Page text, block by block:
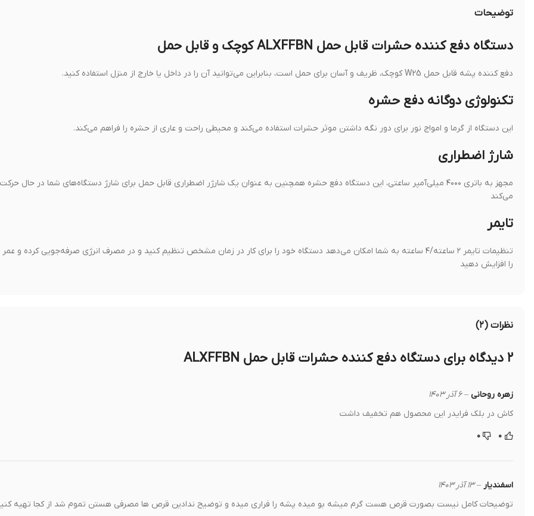
توضیحات
دستگاه دفع کننده حشرات قابل حمل ALXFFBN کوچک و قابل حمل
دفع کننده پشه قابل حمل W25 کوچک، ظریف و آسان برای حمل است، بنابراین می‌توانید آن را در داخل یا خارج از منزل استفاده کنید.
تکنولوژی دوگانه دفع حشره
این دستگاه از گرما و امواج نور برای دور نگه داشتن موثر حشرات استفاده می‌کند و محیطی راحت و عاری از حشره را فراهم می‌کند.
شارژ اضطراری
مجهز به باتری ۴۰۰۰ میلی‌آمپر ساعتی، این دستگاه دفع حشره همچنین به عنوان یک شارژر اضطراری قابل حمل برای شارژ دستگاه‌های شما در حال
می‌کند
تایمر
تنظیمات تایمر ۲ ساعته/۴ ساعته به شما امکان می‌دهد دستگاه خود را برای کار در زمان مشخص تنظیم کنید و در مصرف انرژی صرفه‌جویی کرده و
را افزایش دهید
نظرات (۲)
۲ دیدگاه برای دستگاه دفع کننده حشرات قابل حمل ALXFFBN
زهره روحانی – ۶ آذر ۱۴۰۳
کاش در بلک فرایدر این محصول هم تخفیف داشت
۰
۰
اسفندیار – ۱۳ آذر ۱۴۰۳
توضیحات کامل نیست بصورت قرص هست گرم میشه بو میده پشه را فراری میده و توضیح ندادین قرص ها مصرفی هستن تموم شد از کجا تهیه